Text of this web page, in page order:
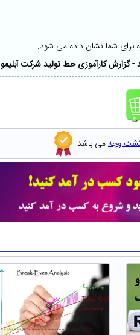
برای شما نشان داده می شود.
-گزارش کارآموزی حط تولید شرکت آبلیمو
وجهمی باشد.